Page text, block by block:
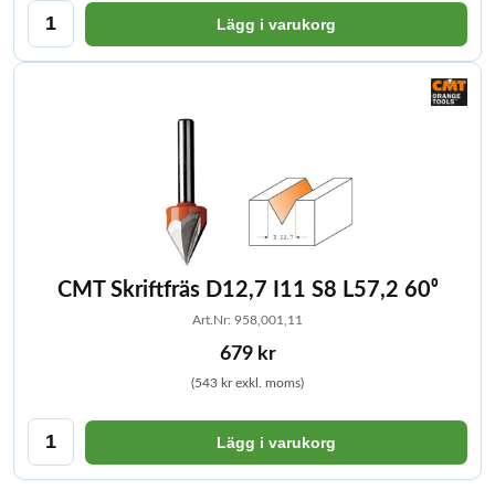
Lägg i varukorg
CMT Skriftfräs D12,7 I11 S8 L57,2 60⁰
Art.Nr: 958,001,11
679 kr
(543 kr exkl. moms)
Lägg i varukorg